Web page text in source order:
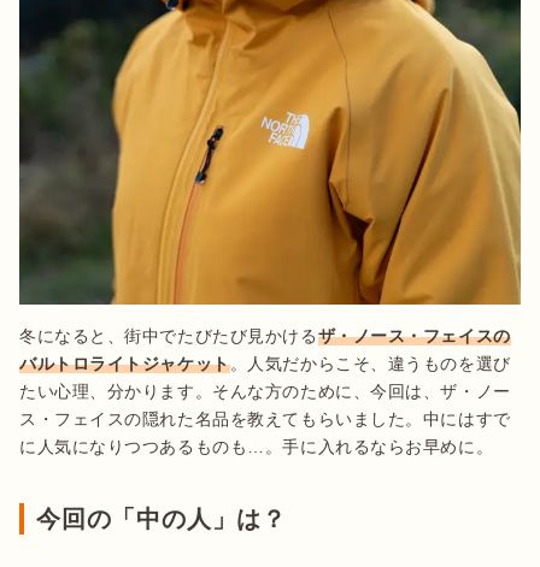
冬になると、街中でたびたび見かけるザ・ノース・フェイスの
バルトロライトジャケット。人気だからこそ、違うものを選び
たい心理、分かります。そんな方のために、今回は、ザ・ノー
ス・フェイスの隠れた名品を教えてもらいました。中にはすで
に人気になりつつあるものも…。手に入れるならお早めに。
今回の「中の人」は？